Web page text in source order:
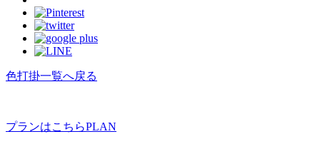
色打掛一覧へ戻る
プランはこちらPLAN